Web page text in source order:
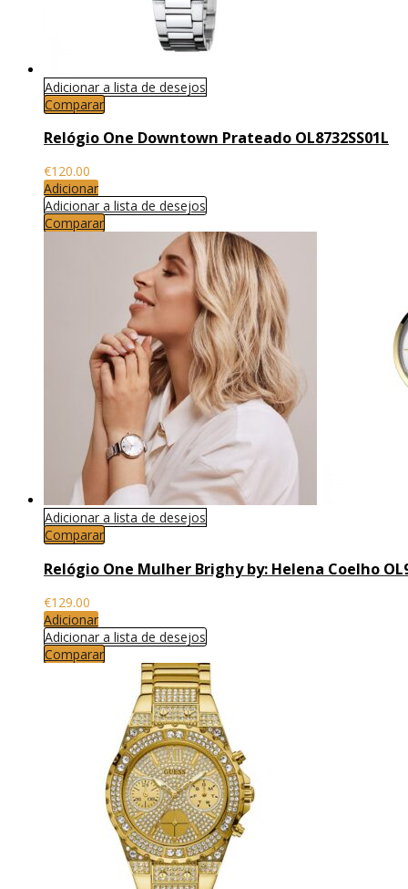
Adicionar a lista de desejos
Comparar
Relógio One Downtown Prateado OL8732SS01L
€120.00
Adicionar
Adicionar a lista de desejos
Comparar
Adicionar a lista de desejos
Comparar
Relógio One Mulher Brighy by: Helena Coelho
€129.00
Adicionar
Adicionar a lista de desejos
Comparar